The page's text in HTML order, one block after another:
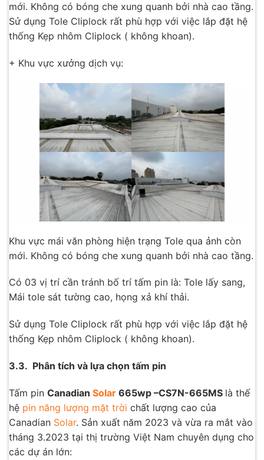
mới. Không có bóng che xung quanh bởi nhà cao tầng.
Sử dụng Tole Cliplock rất phù hợp với việc lắp đặt hệ
thống Kẹp nhôm Cliplock ( không khoan).
+ Khu vực xưởng dịch vụ:
Khu vực mái văn phòng hiện trạng Tole qua ảnh còn
mới. Không có bóng che xung quanh bởi nhà cao tầng.
Có 03 vị trí cần tránh bố trí tấm pin là: Tole lấy sang,
Mái tole sát tường cao, họng xả khí thải.
Sử dụng Tole Cliplock rất phù hợp với việc lắp đặt hệ
thống Kẹp nhôm Cliplock ( không khoan).
3.3. Phân tích và lựa chọn tấm pin
Tấm pin Canadian Solar 665wp –CS7N-665MS là thế
hệ pin năng lượng mặt trời chất lượng cao của
Canadian Solar. Sản xuất năm 2023 và vừa ra mắt vào
tháng 3.2023 tại thị trường Việt Nam chuyên dụng cho
các dự án lớn: